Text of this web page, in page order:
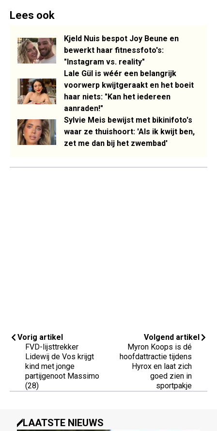
Lees ook
Kjeld Nuis bespot Joy Beune en
bewerkt haar fitnessfoto's:
"Instagram vs. reality"
Lale Gül is wéér een belangrijk
voorwerp kwijtgeraakt en het boeit
haar niets: "Kan het iedereen
aanraden!"
Sylvie Meis bewijst met bikinifoto's
waar ze thuishoort: 'Als ik kwijt ben,
zet me dan bij het zwembad'
Vorig artikel
FVD-lijsttrekker
Lidewij de Vos krijgt
kind met jonge
partijgenoot Massimo
(28)
Volgend artikel
Myron Koops is dé
hoofdattractie tijdens
Hyrox en laat zich
goed zien in
sportpakje
LAATSTE NIEUWS